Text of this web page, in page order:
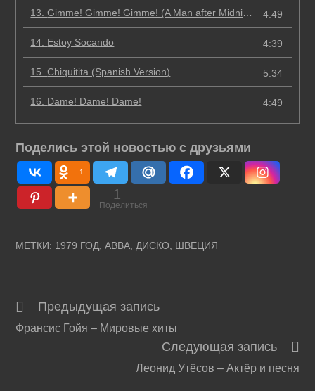
13.Gimme! Gimme! Gimme! (A Man after Midnight) 4:49
14. Estoy Soсando 4:39
15.Chiquitita (Spanish Version) 5:34
16. Dame! Dame! Dame! 4:49
Поделись этой новостью с друзьями
1
1
Поделиться
МЕТКИ: 1979 ГОД ABBA ДИСКО ШВЕЦИЯ
Читать
далее
Предыдущая запись
Франсис Гойя – Мировые хиты
Следующая запись
Леонид Утёсов – Актёр и песня